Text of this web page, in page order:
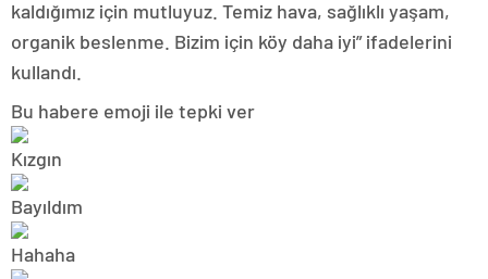
kaldığımız için mutluyuz. Temiz hava, sağlıklı yaşam,
organik beslenme. Bizim için köy daha iyi” ifadelerini
kullandı.
Bu habere emoji ile tepki ver